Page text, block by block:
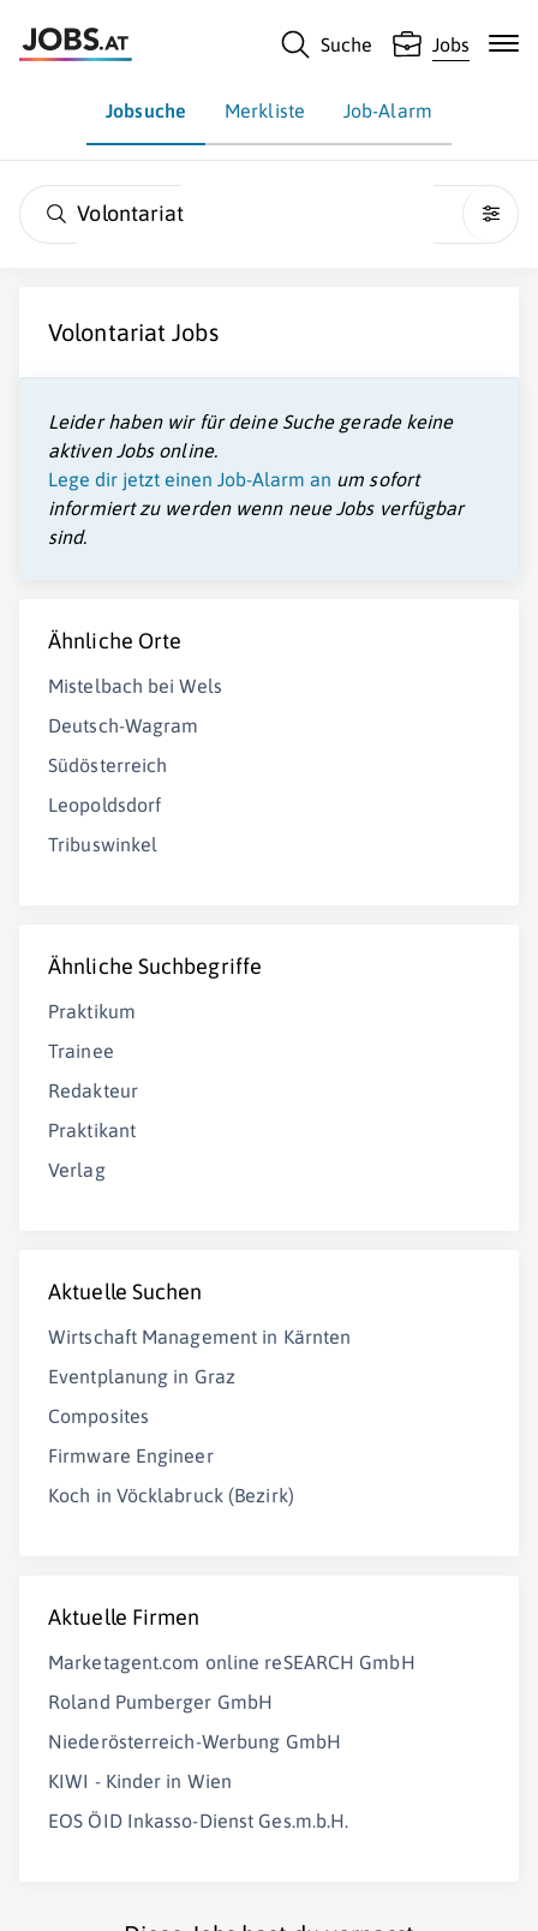
Suche Jobs
Jobsuche Merkliste Job-Alarm
Volontariat
Volontariat Jobs
Leider haben wir für deine Suche gerade keine
aktiven Jobs online.
Lege dir jetzt einen Job-Alarm an um sofort
informiert zu werden wenn neue Jobs verfügbar
sind.
Ähnliche Orte
Mistelbach bei Wels
Deutsch-Wagram
Südösterreich
Leopoldsdorf
Tribuswinkel
Ähnliche Suchbegriffe
Praktikum
Trainee
Redakteur
Praktikant
Verlag
Aktuelle Suchen
Wirtschaft Management in Kärnten
Eventplanung in Graz
Composites
Firmware Engineer
Koch in Vöcklabruck (Bezirk)
Aktuelle Firmen
Marketagent.com online reSEARCH GmbH
Roland Pumberger GmbH
Niederösterreich-Werbung GmbH
KIWI - Kinder in Wien
EOS ÖID Inkasso-Dienst Ges.m.b.H.